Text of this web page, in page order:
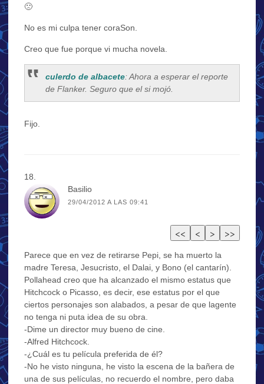
🙁
No es mi culpa tener coraSon.
Creo que fue porque vi mucha novela.
culerdo de albacete: Ahora a esperar el reporte
de Flanker. Seguro que el si mojó.
Fijo.
Basilio
29/04/2012 A LAS 09:41
Parece que en vez de retirarse Pepi, se ha muerto la
madre Teresa, Jesucristo, el Dalai, y Bono (el cantarín).
Pollahead creo que ha alcanzado el mismo estatus que
Hitchcock o Picasso, es decir, ese estatus por el que
ciertos personajes son alabados, a pesar de que lagente
no tenga ni puta idea de su obra.
-Dime un director muy bueno de cine.
-Alfred Hitchcock.
-¿Cuál es tu película preferida de él?
-No he visto ninguna, he visto la escena de la bañera de
una de sus películas, no recuerdo el nombre, pero daba